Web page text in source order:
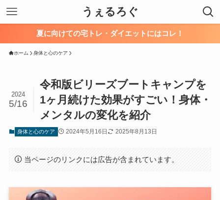
うぇるろぐ
夏に向けての宅トレ・ダイエットにはコレ！
ホーム 身体と心のケア
令和版ビリーズブートキャンプを
1ヶ月続けた効果がすごい！身体・
メンタルの変化を紹介
2024
5/16
身体と心のケア 2024年5月16日 2025年8月13日
当ページのリンクには広告が含まれています。